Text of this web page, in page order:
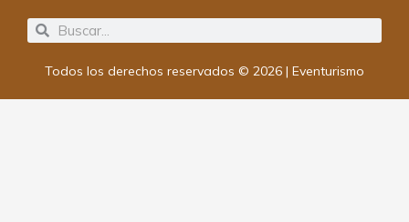
Todos los derechos reservados © 2026 | Eventurismo
SearchSearch